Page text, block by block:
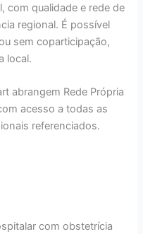
com qualidade e rede de
regional. É possível
sem coparticipação,
local.
abrangem Rede Própria
acesso a todas as
referenciados.
com obstetrícia